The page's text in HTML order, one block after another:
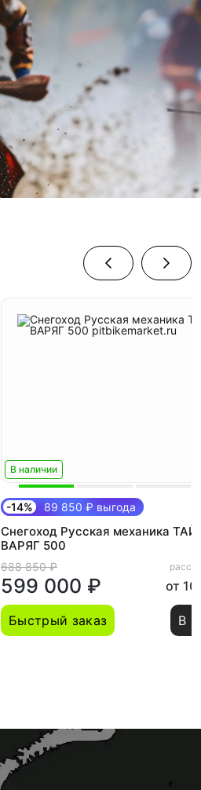
В наличии
-14% 89 850 ₽ выгода
Снегоход Русская механика
ВАРЯГ 500
688 850 ₽
599 000 ₽ от
Быстрый заказ В